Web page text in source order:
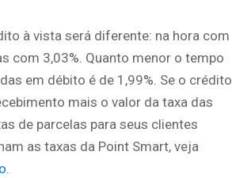
à vista será diferente: na hora com
com 3,03%. Quanto menor o tempo
em débito é de 1,99%. Se o crédito
mais o valor da taxa das
de parcelas para seus clientes
as taxas da Point Smart, veja